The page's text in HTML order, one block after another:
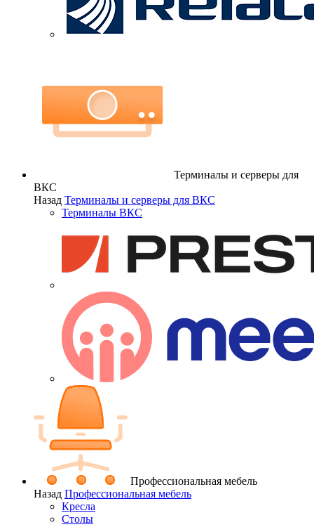
Терминалы и серверы для
ВКС
Назад Терминалы и серверы для ВКС
Терминалы ВКС
Профессиональная мебель
Назад Профессиональная мебель
Кресла
Столы